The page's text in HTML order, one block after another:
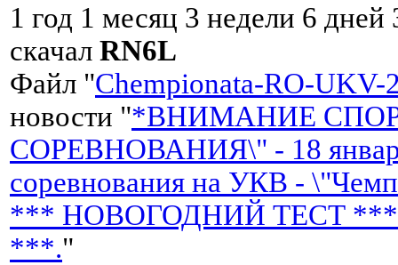
1 год 1 месяц 3 недели 6
скачал RN6L
Файл "Chempionata-RO-
новости "*ВНИМАНИЕ
СОРЕВНОВАНИЯ\" - 18
соревнования на УКВ -
*** НОВОГОДНИЙ ТЕСТ
***."